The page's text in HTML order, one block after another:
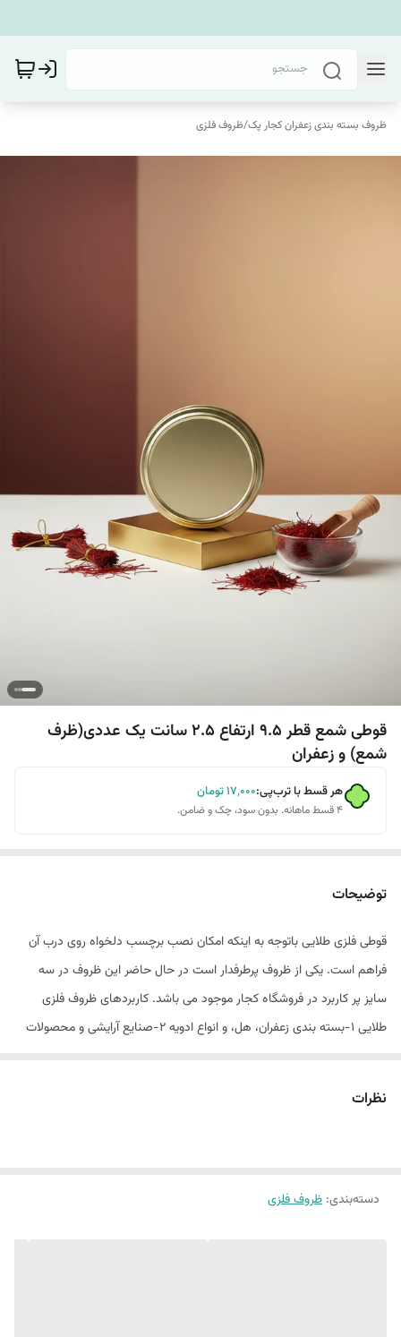
ظروف بسته بندی زعفران کجار پک/ظروف فلزی
قوطی شمع قطر 9.5 ارتفاع 2.5 سانت یک عددی(ظرف
شمع) و زعفران
هر قسط با ترب‌پی:۱۷٬۰۰۰تومان
۴ قسط ماهانه. بدون سود، چک و ضامن.
توضیحات
قوطی فلزی طلایی باتوجه به اینکه امکان نصب برچسب دلخواه روی درب آن
فراهم است. یکی از ظروف پرطرفدار است در حال حاضر این ظروف در سه
سایز پر کاربرد در فروشگاه کجار موجود می باشد. کاربردهای ظروف فلزی
طلایی 1-بسته بندی زعفران، هل، و انواع ادویه 2-صنایع آرایشی و محصولات
نظرات
دسته‌بندی: ظروف فلزی